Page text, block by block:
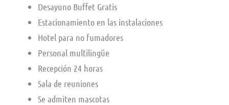
Desayuno Buffet Gratis
Estacionamiento en las instalaciones
Hotel para no fumadores
Personal multilingüe
Recepción 24 horas
Sala de reuniones
Se admiten mascotas